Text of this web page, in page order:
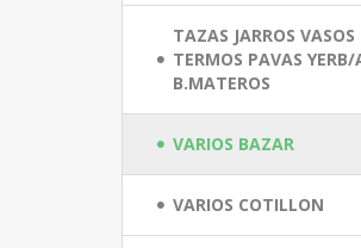
TAZAS JARROS
TERMOS PAVAS YERB/
B.MATEROS
VARIOS BAZAR
VARIOS COTILLON